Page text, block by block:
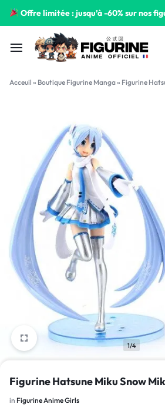
Offre limitée : jusqu’à -60% sur nos
Acceuil » Boutique Figurine Manga» Figurine
1/4
Figurine Hatsune Miku Snow
in Figurine Anime Girls